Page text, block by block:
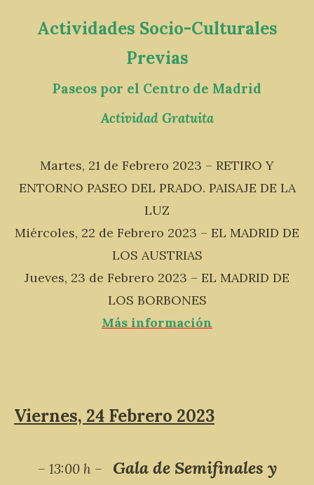
Actividades Socio-Culturales
Previas
Paseos por el Centro de Madrid
Actividad Gratuita
Martes, 21 de Febrero 2023 – RETIRO Y
ENTORNO PASEO DEL PRADO. PAISAJE DE LA
LUZ
Miércoles, 22 de Febrero 2023 – EL MADRID DE
LOS AUSTRIAS
Jueves, 23 de Febrero 2023 – EL MADRID DE
LOS BORBONES
Más información
Viernes, 24 Febrero 2023
– 13:00 h – Gala de Semifinales y